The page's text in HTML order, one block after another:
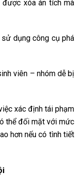
được xóa án tích mà
dụng công cụ phá
viên – nhóm dễ bị
xác định tái phạm
thể đối mặt với mức
hơn nếu có tình tiết